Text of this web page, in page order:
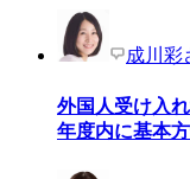
成川彩
外国人受け入
年度内に基本